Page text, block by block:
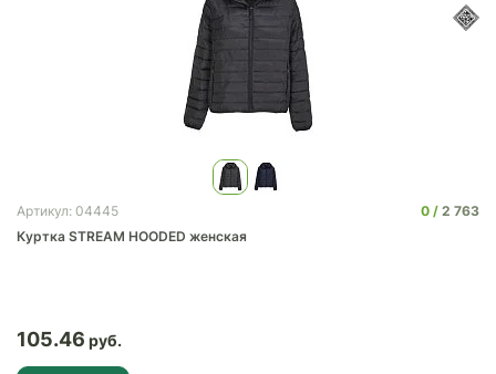
Артикул: 04445 0
2 763
Куртка STREAM HOODED женская
105.46